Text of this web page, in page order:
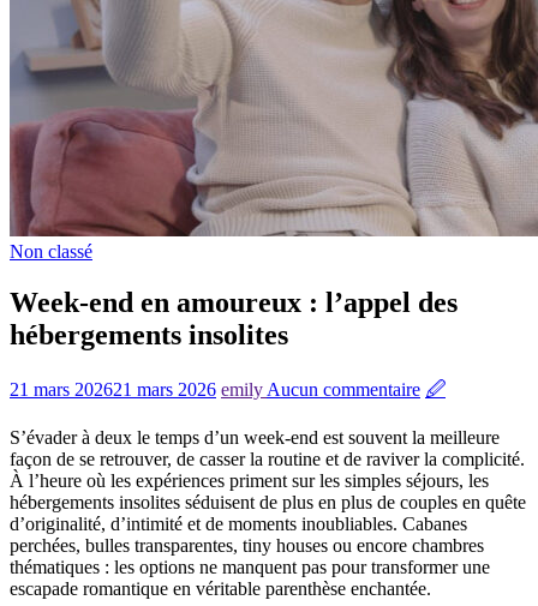
Non classé
Week-end en amoureux : l’appel des
hébergements insolites
21 mars 202621 mars 2026 emily Aucun commentaire 🖉
S’évader à deux le temps d’un week-end est souvent la meilleure
façon de se retrouver, de casser la routine et de raviver la complicité.
À l’heure où les expériences priment sur les simples séjours, les
hébergements insolites séduisent de plus en plus de couples en quête
d’originalité, d’intimité et de moments inoubliables. Cabanes
perchées, bulles transparentes, tiny houses ou encore chambres
thématiques : les options ne manquent pas pour transformer une
escapade romantique en véritable parenthèse enchantée.